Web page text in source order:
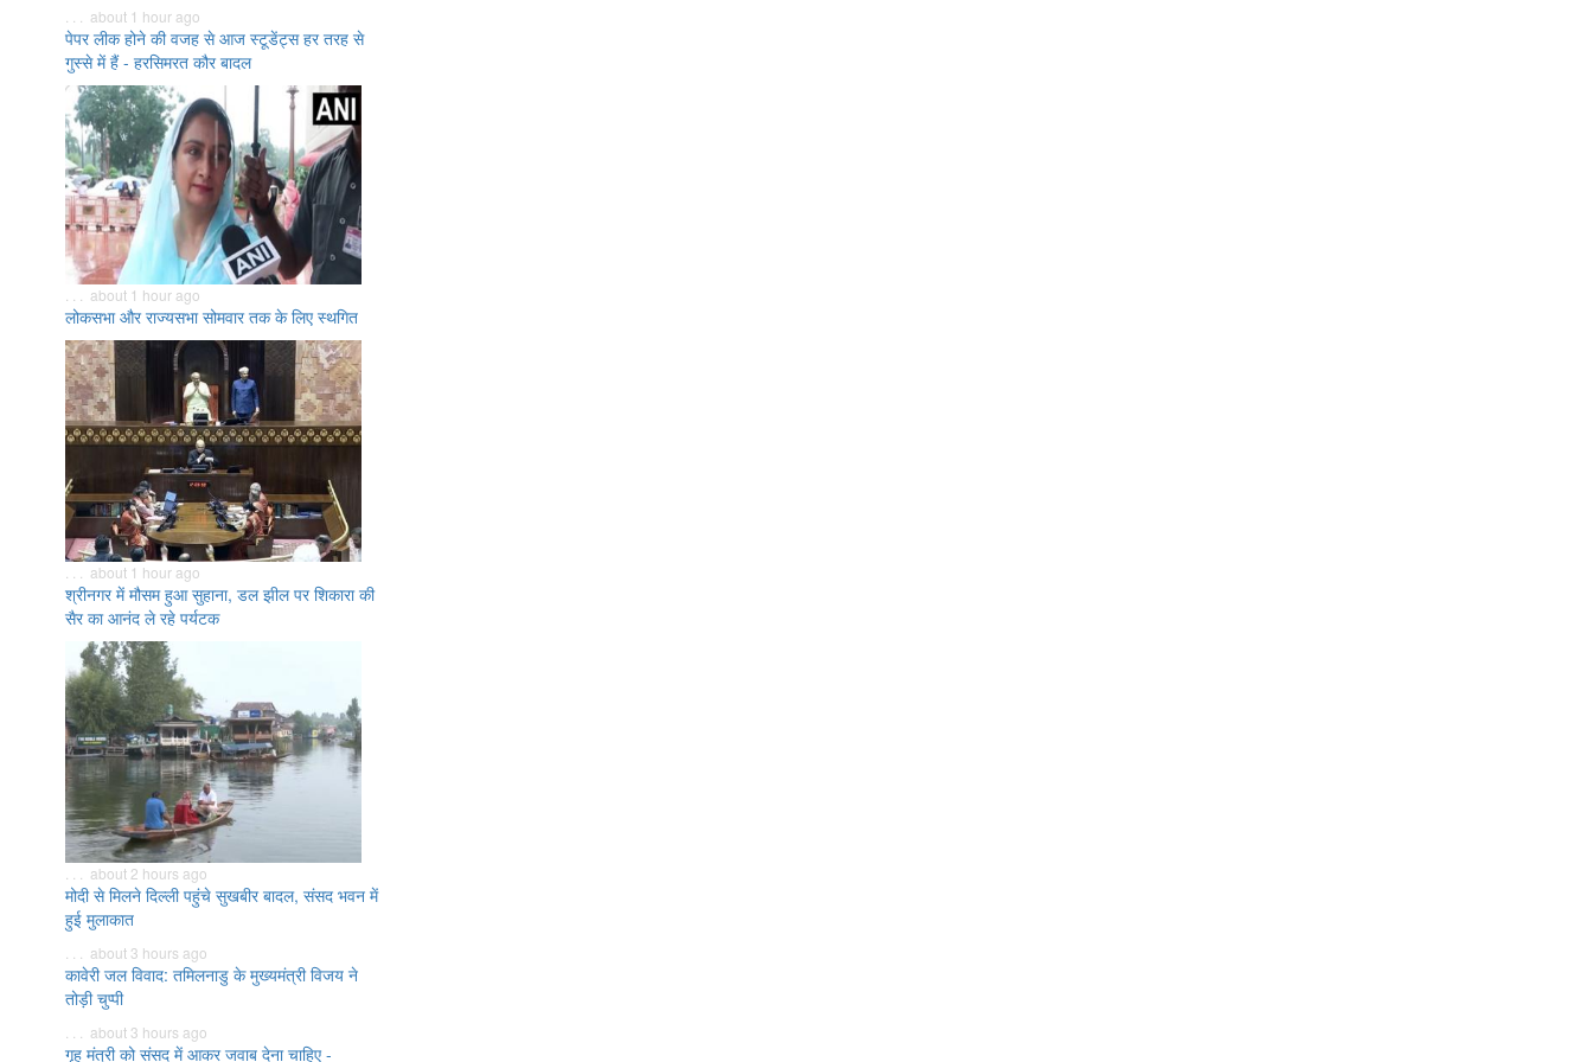
. . . about 1 hour ago
पेपर लीक होने की वजह से आज स्टूडेंट्स हर तरह से
गुस्से में हैं - हरसिमरत कौर बादल
. . . about 1 hour ago
लोकसभा और राज्यसभा सोमवार तक के लिए स्थगित
. . . about 1 hour ago
श्रीनगर में मौसम हुआ सुहाना, डल झील पर शिकारा की
सैर का आनंद ले रहे पर्यटक
. . . about 2 hours ago
मोदी से मिलने दिल्ली पहुंचे सुखबीर बादल, संसद भवन में
हुई मुलाकात
. . . about 3 hours ago
कावेरी जल विवाद: तमिलनाडु के मुख्यमंत्री विजय ने
तोड़ी चुप्पी
. . . about 3 hours ago
गृह मंत्री को संसद में आकर जवाब देना चाहिए -